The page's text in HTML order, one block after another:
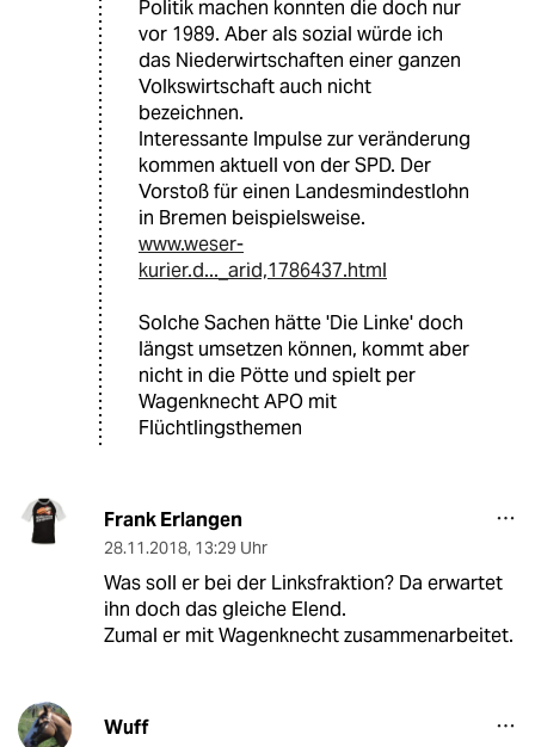
Politik machen konnten die doch nur
vor 1989. Aber als sozial würde ich
das Niederwirtschaften einer ganzen
Volkswirtschaft auch nicht
bezeichnen.
Interessante Impulse zur veränderung
kommen aktuell von der SPD. Der
Vorstoß für einen Landesmindestlohn
in Bremen beispielsweise.
www.weser-
kurier.d..._arid,1786437.html
Solche Sachen hätte 'Die Linke' doch
längst umsetzen können, kommt aber
nicht in die Pötte und spielt per
Wagenknecht APO mit
Flüchtlingsthemen
Frank Erlangen
28.11.2018, 13:29 Uhr
Was soll er bei der Linksfraktion? Da erwartet
ihn doch das gleiche Elend.
Zumal er mit Wagenknecht zusammenarbeitet.
Wuff